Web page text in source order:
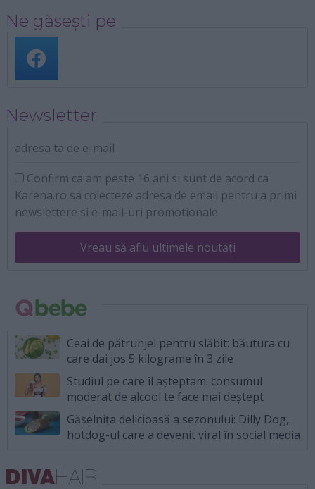
Ne găsești pe
Newsletter
adresa ta de e-mail
Confirm ca am peste 16 ani si sunt de acord ca
Karena.ro sa colecteze adresa de email pentru a primi
newslettere si e-mail-uri promotionale.
Vreau să aflu ultimele noutăți
Ceai de pătrunjel pentru slăbit: băutura cu
care dai jos 5 kilograme în 3 zile
Studiul pe care îl așteptam: consumul
moderat de alcool te face mai deștept
Găselnița delicioasă a sezonului: Dilly Dog,
hotdog-ul care a devenit viral în social media